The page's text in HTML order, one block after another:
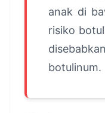
anak di
risiko
botulinum.